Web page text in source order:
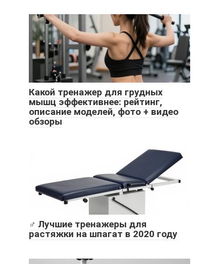
Какой тренажер для грудных
мышц эффективнее: рейтинг,
описание моделей, фото + видео
обзоры
‍♂️ Лучшие тренажеры для
растяжки на шпагат в 2020 году